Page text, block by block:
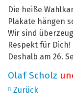
Die heiße
Plakate hängen
Wir sind
Respekt für Dich!
Deshalb am 26.
Olaf Scholz
Zurück